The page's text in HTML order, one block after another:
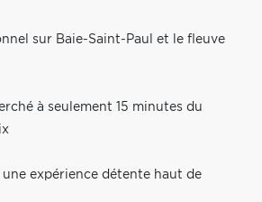
sur Baie-Saint-Paul et le fleuve
à seulement 15 minutes du
une expérience détente haut de